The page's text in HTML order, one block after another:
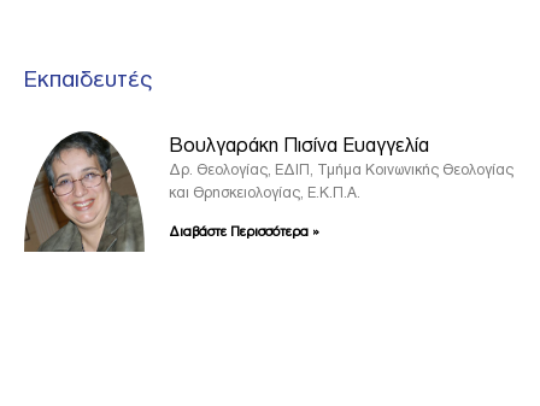
Εκπαιδευτές
Βουλγαράκη Πισίνα Ευαγγελία
Δρ. Θεολογίας, ΕΔΙΠ, Τμήμα Κοινωνικής Θεολογίας
και Θρησκειολογίας, Ε.Κ.Π.Α.
Διαβάστε Περισσότερα »